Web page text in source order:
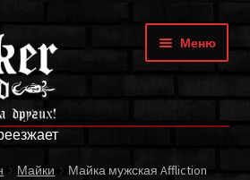
Меню
Майки
Майка мужская Affliction